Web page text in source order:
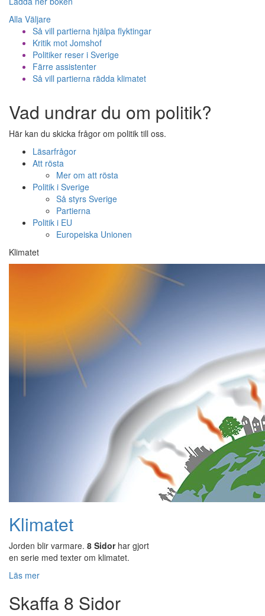
Alla Väljare
Så vill partierna hjälpa flyktingar
Kritik mot Jomshof
Politiker reser i Sverige
Färre assistenter
Så vill partierna rädda klimatet
Vad undrar du om politik?
Här kan du skicka frågor om politik till oss.
Läsarfrågor
Att rösta
Mer om att rösta
Politik i Sverige
Så styrs Sverige
Partierna
Politik i EU
Europeiska Unionen
Klimatet
Klimatet
Jorden blir varmare. 8 Sidorhar gjort
en serie med texter om klimatet.
Läs mer
Skaffa 8 Sidor